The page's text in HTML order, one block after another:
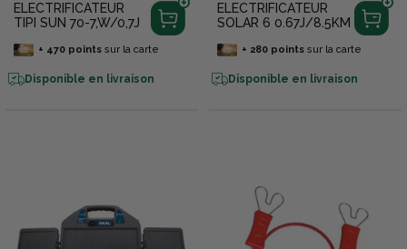
ELECTRIFICATEUR
TIPI SUN 70-7,W/0,7J
+ 470pointssur la carte
Disponible en livraison
ELECTRIFICATEUR
SOLAR 6 0.67J/8.5KM
+ 280pointssur la carte
Disponible en livraison